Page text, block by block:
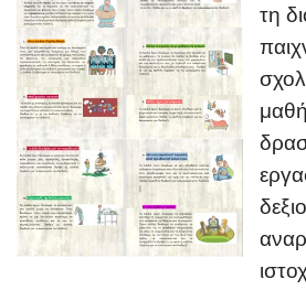
τη